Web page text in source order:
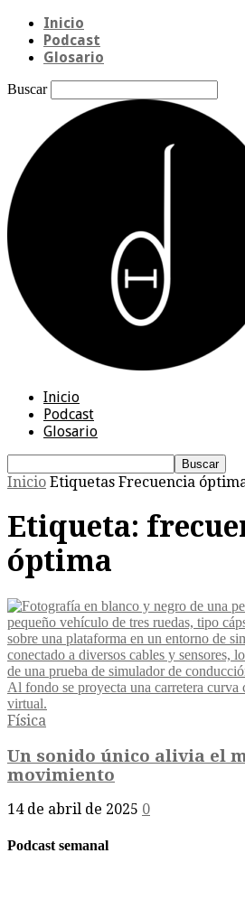
Inicio
Podcast
Glosario
Buscar
Inicio
Podcast
Glosario
Inicio Etiquetas Frecuencia
Etiqueta:
óptima
Física
Un sonido único alivia el
movimiento
14 de abril de 2025 0
Podcast semanal